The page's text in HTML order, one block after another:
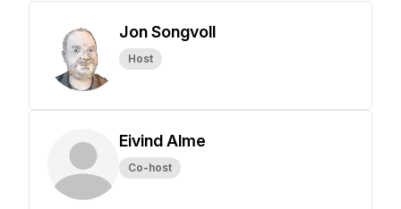
Jon Songvoll
Host
Eivind Alme
Co-host